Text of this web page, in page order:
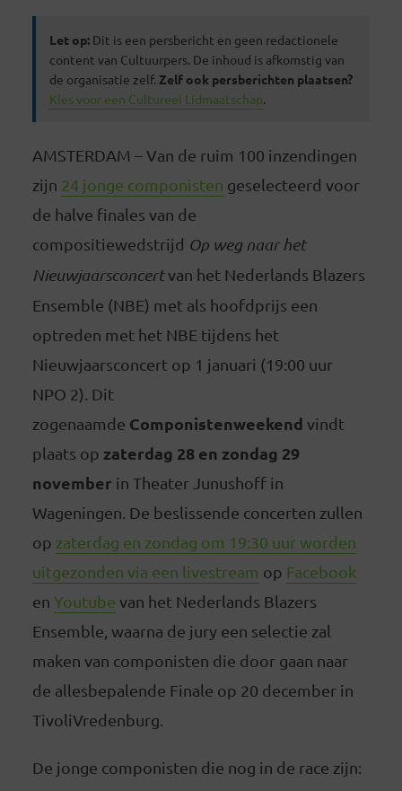
Let op:Dit is een persbericht en geen redactionele
content van Cultuurpers. De inhoud is afkomstig van
de organisatie zelf. Zelf ook persberichten plaatsen?
Kies voor een Cultureel Lidmaatschap.
AMSTERDAM – Van de ruim 100 inzendingen
zijn 24 jonge componisten geselecteerd voor
de halve finales van de
compositiewedstrijd Op weg naar het
Nieuwjaarsconcertvan het Nederlands Blazers
Ensemble (NBE) met als hoofdprijs een
optreden met het NBE tijdens het
Nieuwjaarsconcert op 1 januari (19:00 uur
NPO 2). Dit
zogenaamde Componistenweekend vindt
plaats op zaterdag 28 en zondag 29
november in Theater Junushoff in
Wageningen. De beslissende concerten zullen
op zaterdag en zondag om 19:30 uur worden
uitgezonden via een livestream op Facebook
en Youtube van het Nederlands Blazers
Ensemble, waarna de jury een selectie zal
maken van componisten die door gaan naar
de allesbepalende Finale op 20 december in
TivoliVredenburg.
De jonge componisten die nog in de race zijn: